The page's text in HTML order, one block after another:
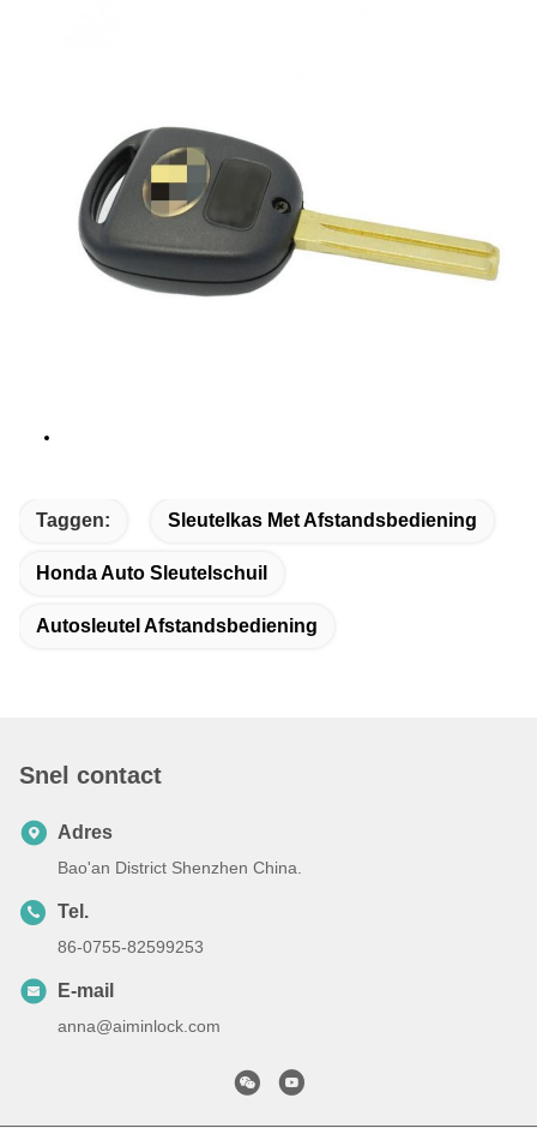
Taggen: Sleutelkas Met Afstandsbediening
Honda Auto Sleutelschuil
Autosleutel Afstandsbediening
Snel contact
Adres
Bao'an District Shenzhen China.
Tel.
86-0755-82599253
E-mail
anna@aiminlock.com